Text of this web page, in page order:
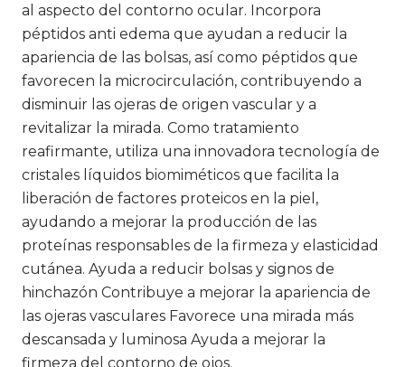
al aspecto del contorno ocular. Incorpora
péptidos anti edema que ayudan a reducir la
apariencia de las bolsas, así como péptidos que
favorecen la microcirculación, contribuyendo a
disminuir las ojeras de origen vascular y a
revitalizar la mirada. Como tratamiento
reafirmante, utiliza una innovadora tecnología de
cristales líquidos biomiméticos que facilita la
liberación de factores proteicos en la piel,
ayudando a mejorar la producción de las
proteínas responsables de la firmeza y elasticidad
cutánea. Ayuda a reducir bolsas y signos de
hinchazón Contribuye a mejorar la apariencia de
las ojeras vasculares Favorece una mirada más
descansada y luminosa Ayuda a mejorar la
firmeza del contorno de ojos.